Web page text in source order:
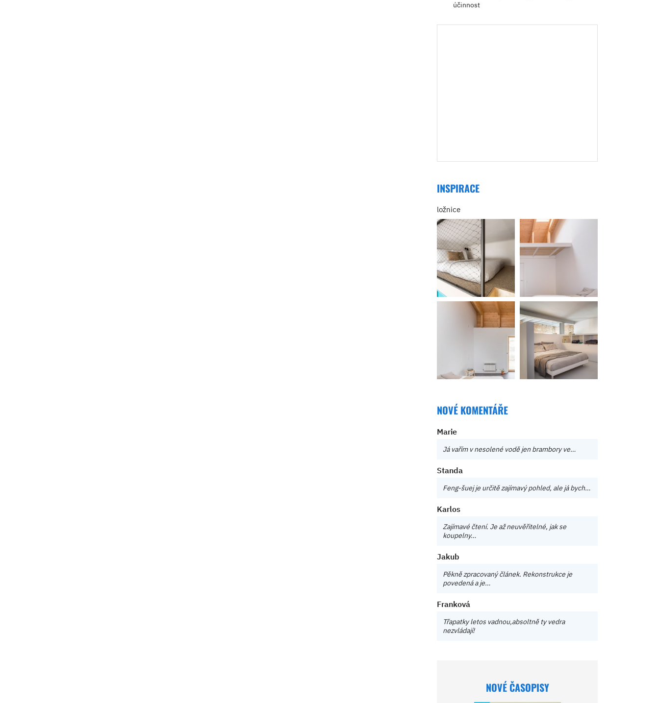
účinnost
INSPIRACE
ložnice
NOVÉ KOMENTÁŘE
Marie
Já vařím v nesolené vodě jen brambory ve…
Standa
Feng-šuej je určitě zajímavý pohled, ale já bych…
Karlos
Zajímavé čtení. Je až neuvěřitelné, jak se
koupelny…
Jakub
Pěkně zpracovaný článek. Rekonstrukce je
povedená a je…
Franková
Třapatky letos vadnou,absoltně ty vedra
nezvládají!
NOVÉ ČASOPISY